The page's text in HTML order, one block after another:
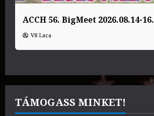
ACCH 56. BigMeet 2026.08.14-16.
V8 Laca
TÁMOGASS MINKET!